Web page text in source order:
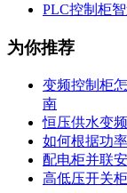
PLC控制柜
为你推荐
变频控制柜
南
恒压供水变
如何根据功
配电柜并联
高低压开关